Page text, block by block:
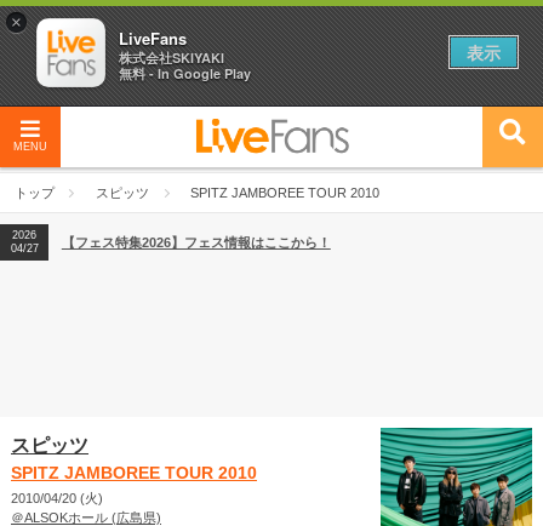
MENU
トップ スピッツ SPITZ JAMBOREE TOUR 2010
2026
04/27
2026
【ライブ動員ランキング】2026年上半期編発表！
2026
04/27
【フェス特集2026】フェス情報はここから！
スピッツ
SPITZ JAMBOREE TOUR 2010
2010/04/20 (火)
＠ALSOKホール (広島県)
×
LiveFans
株式会社SKIYAKI
無料 - In Google Play
表示